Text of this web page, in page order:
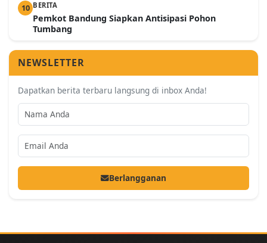
10 BERITA
Pemkot Bandung Siapkan Antisipasi Pohon
Tumbang
NEWSLETTER
Dapatkan berita terbaru langsung di inbox Anda!
Berlangganan